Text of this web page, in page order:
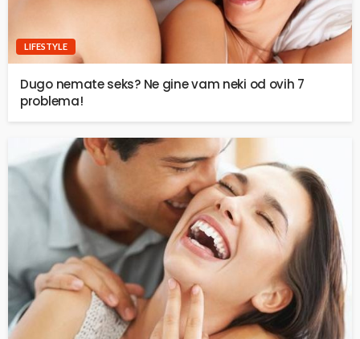
LIFESTYLE
Dugo nemate seks? Ne gine vam neki od ovih 7
problema!